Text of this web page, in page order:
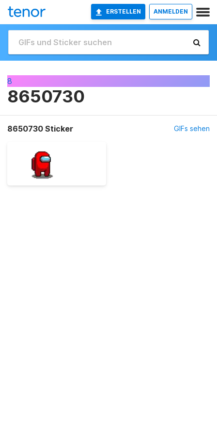
ERSTELLEN ANMELDEN
8
8650730
8650730 Sticker GIFs sehen